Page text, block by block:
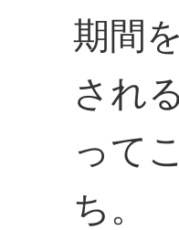
期間
され
って
ち。